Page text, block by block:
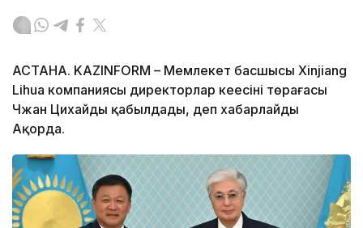
АСТАНА. KAZINFORM – Мемлекет басшысы Xinjiang
Lihua компаниясы директорлар кеңесінің төрағасы
Чжан Цихайды қабылдады, деп хабарлайды
Ақорда.